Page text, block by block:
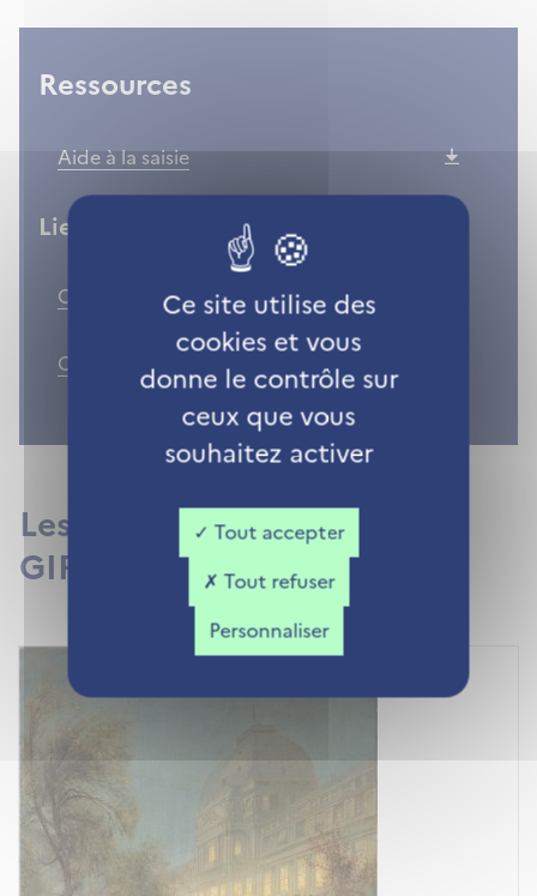
Ressources
Aide à la saisie
Liens utiles
Code civil, article 59
Code civil, article 86
Les dernières actualités de
GIROPHARES
Ce site utilise des
cookies et vous
donne le contrôle sur
ceux que vous
souhaitez activer
Tout accepter
Tout refuser
Personnaliser